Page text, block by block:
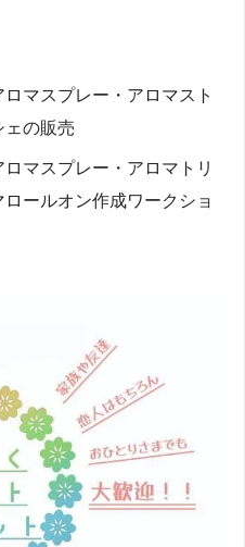
マスプレー・アロマスト
ェの販売
マスプレー・アロマトリ
ールオン作成ワークショ